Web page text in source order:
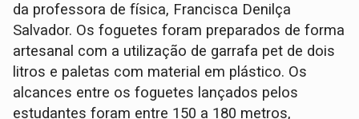
da professora de física, Francisca Denilça
Salvador. Os foguetes foram preparados de forma
artesanal com a utilização de garrafa pet de dois
litros e paletas com material em plástico. Os
alcances entre os foguetes lançados pelos
estudantes foram entre 150 a 180 metros,